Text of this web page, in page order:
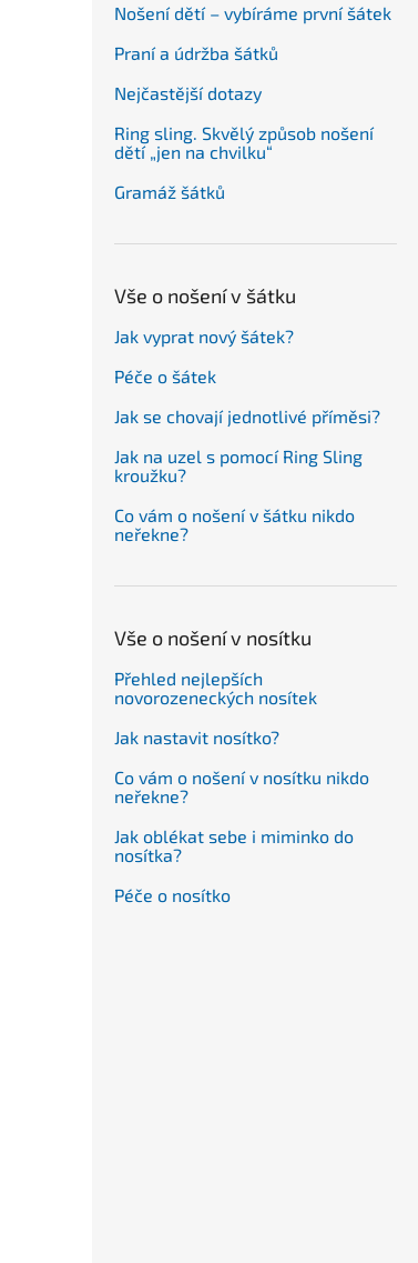
Nošení dětí – vybíráme první šátek
Praní a údržba šátků
Nejčastější dotazy
Ring sling. Skvělý způsob nošení
dětí „jen na chvilku“
Gramáž šátků
Vše o nošení v šátku
Jak vyprat nový šátek?
Péče o šátek
Jak se chovají jednotlivé příměsi?
Jak na uzel s pomocí Ring Sling
kroužku?
Co vám o nošení v šátku nikdo
neřekne?
Vše o nošení v nosítku
Přehled nejlepších
novorozeneckých nosítek
Jak nastavit nosítko?
Co vám o nošení v nosítku nikdo
neřekne?
Jak oblékat sebe i miminko do
nosítka?
Péče o nosítko